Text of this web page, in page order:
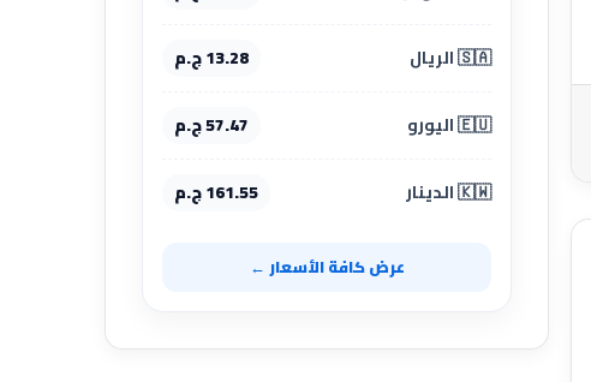
🇸🇦 الريال 13.28 ج.م
🇪🇺 اليورو 57.47 ج.م
🇰🇼 الدينار 161.55 ج.م
عرض كافة الأسعار ←